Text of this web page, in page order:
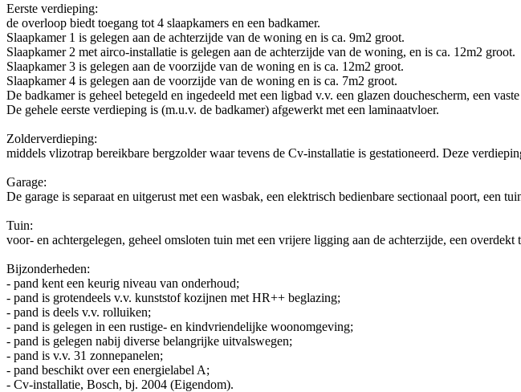
Eerste verdieping:
de overloop biedt toegang tot 4 slaapkamers en een badkamer.
Slaapkamer 1 is gelegen aan de achterzijde van de woning en is ca. 9m2 groot.
Slaapkamer 2 met airco-installatie is gelegen aan de achterzijde van de woning, en is ca. 12m2 groot.
Slaapkamer 3 is gelegen aan de voorzijde van de woning en is ca. 12m2 groot.
Slaapkamer 4 is gelegen aan de voorzijde van de woning en is ca. 7m2 groot.
De badkamer is geheel betegeld en ingedeeld met een ligbad v.v. een glazen douchescherm, een
De gehele eerste verdieping is (m.u.v. de badkamer) afgewerkt met een laminaatvloer.
Zolderverdieping:
middels vlizotrap bereikbare bergzolder waar tevens de Cv-installatie is gestationeerd. Deze
Garage:
De garage is separaat en uitgerust met een wasbak, een elektrisch bedienbare sectionaal poort, een
Tuin:
voor- en achtergelegen, geheel omsloten tuin met een vrijere ligging aan de achterzijde, een
Bijzonderheden:
- pand kent een keurig niveau van onderhoud;
- pand is grotendeels v.v. kunststof kozijnen met HR++ beglazing;
- pand is deels v.v. rolluiken;
- pand is gelegen in een rustige- en kindvriendelijke woonomgeving;
- pand is gelegen nabij diverse belangrijke uitvalswegen;
- pand is v.v. 31 zonnepanelen;
- pand beschikt over een energielabel A;
- Cv-installatie, Bosch, bj. 2004 (Eigendom).